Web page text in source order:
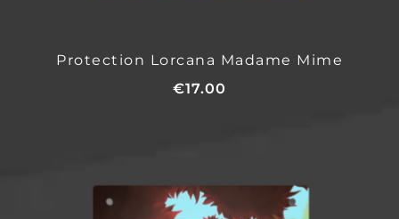
Protection Lorcana Madame Mime
€17.00